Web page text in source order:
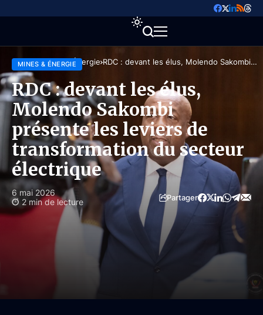
Accueil Mines & Énergie RDC : devant les élus, Molendo Sakombi
MINES & ÉNERGIE
RDC : devant les élus,
Molendo Sakombi
présente les leviers de
transformation du secteur
électrique
6 mai 2026
2 min de lecture
Partager